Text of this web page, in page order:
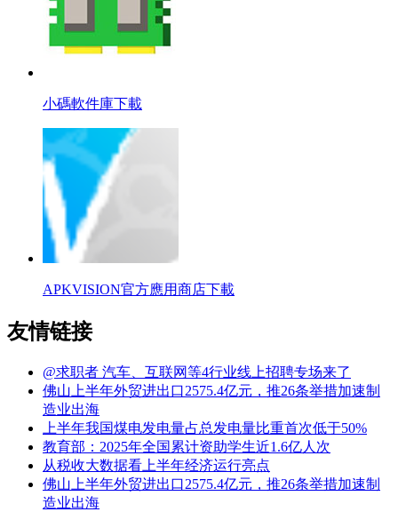
小碼軟件庫下載
APKVISION官方應用商店下載
友情链接
@求职者 汽车、互联网等4行业线上招聘专场来了
佛山上半年外贸进出口2575.4亿元，推26条举措加速制
造业出海
上半年我国煤电发电量占总发电量比重首次低于50%
教育部：2025年全国累计资助学生近1.6亿人次
从税收大数据看上半年经济运行亮点
佛山上半年外贸进出口2575.4亿元，推26条举措加速制
造业出海